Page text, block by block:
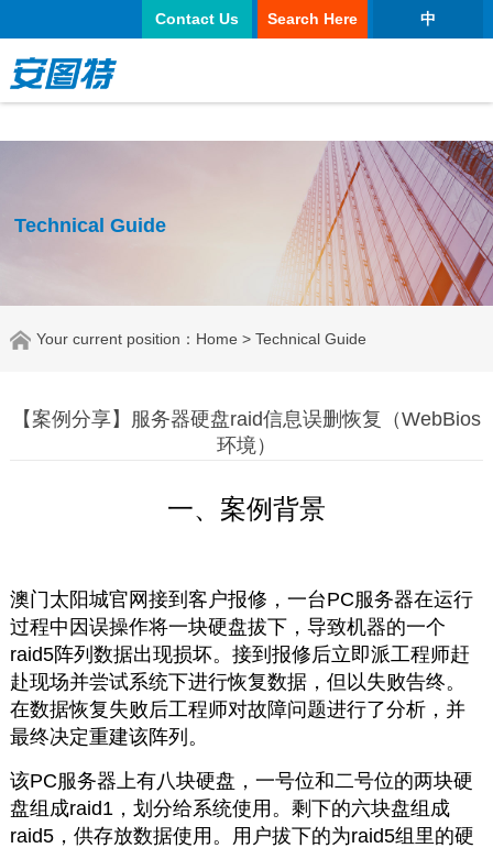
中
Search Here
Contact Us
Technical Guide
Your current position： Home > Technical Guide
【案例分享】服务器硬盘raid信息误删恢复（WebBios
环境）
一、案例背景
澳门太阳城官网接到客户报修，一台PC服务器在运行
过程中因误操作将一块硬盘拔下，导致机器的一个
raid5阵列数据出现损坏。接到报修后立即派工程师赶
赴现场并尝试系统下进行恢复数据，但以失败告终。
在数据恢复失败后工程师对故障问题进行了分析，并
最终决定重建该阵列。
该PC服务器上有八块硬盘，一号位和二号位的两块硬
盘组成raid1，划分给系统使用。剩下的六块盘组成
raid5，供存放数据使用。用户拔下的为raid5组里的硬